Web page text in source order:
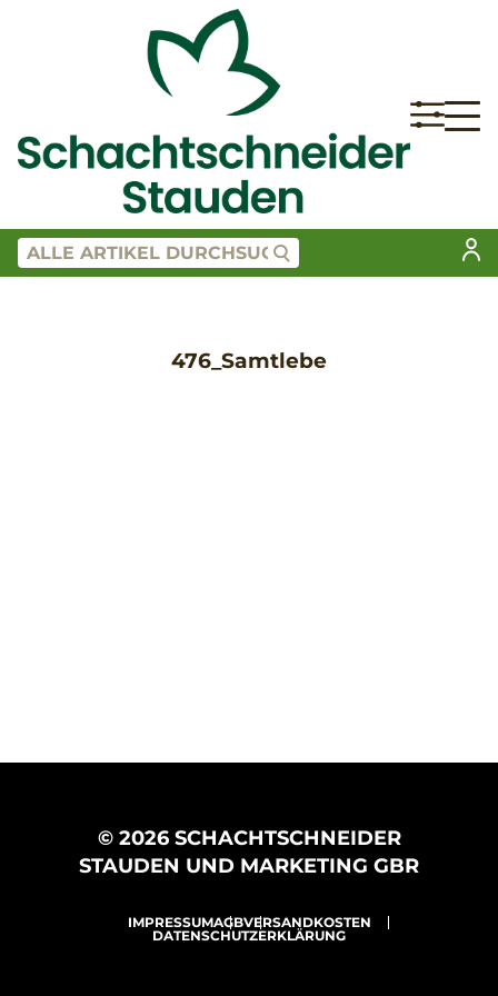
476_Samtlebe
© 2026 SCHACHTSCHNEIDER
STAUDEN UND MARKETING GBR
IMPRESSUMAGBVERSANDKOSTEN
DATENSCHUTZERKLÄRUNG